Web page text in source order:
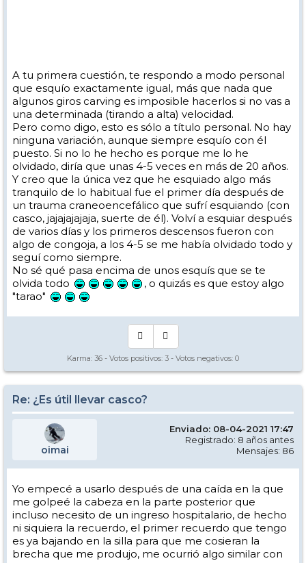
km/h y que no se salgan. Además, con lo que sobresale, nos protege
más que el de esquí de golpearnos la cara si caemos de morros.
A tu primera cuestión, te respondo a modo personal
que esquío exactamente igual, más que nada que
algunos giros carving es imposible hacerlos si no vas a
una determinada (tirando a alta) velocidad.
Pero como digo, esto es sólo a título personal. No hay
ninguna variación, aunque siempre esquío con él
puesto. Si no lo he hecho es porque me lo he
olvidado, diría que unas 4-5 veces en más de 20 años.
Y creo que la única vez que he esquiado algo más
tranquilo de lo habitual fue el primer día después de
un trauma craneoencefálico que sufrí esquiando (con
casco, jajajajajaja, suerte de él). Volví a esquiar después
de varios días y los primeros descensos fueron con
algo de congoja, a los 4-5 se me había olvidado todo y
seguí como siempre.
No sé qué pasa encima de unos esquís que se te
olvida todo
, o quizás es que estoy algo
"tarao"
Karma: 36 - Votos positivos: 3 - Votos negativos: 0
Re: ¿Es útil llevar casco?
oimai
Enviado: 08-04-2021 17:47
Registrado: 8 años antes
Mensajes: 86
Yo empecé a usarlo después de una caída en la que
me golpeé la cabeza en la parte posterior que
incluso necesito de un ingreso hospitalario, de hecho
ni siquiera la recuerdo, el primer recuerdo que tengo
es ya bajando en la silla para que me cosieran la
brecha que me produjo, me ocurrió algo similar con